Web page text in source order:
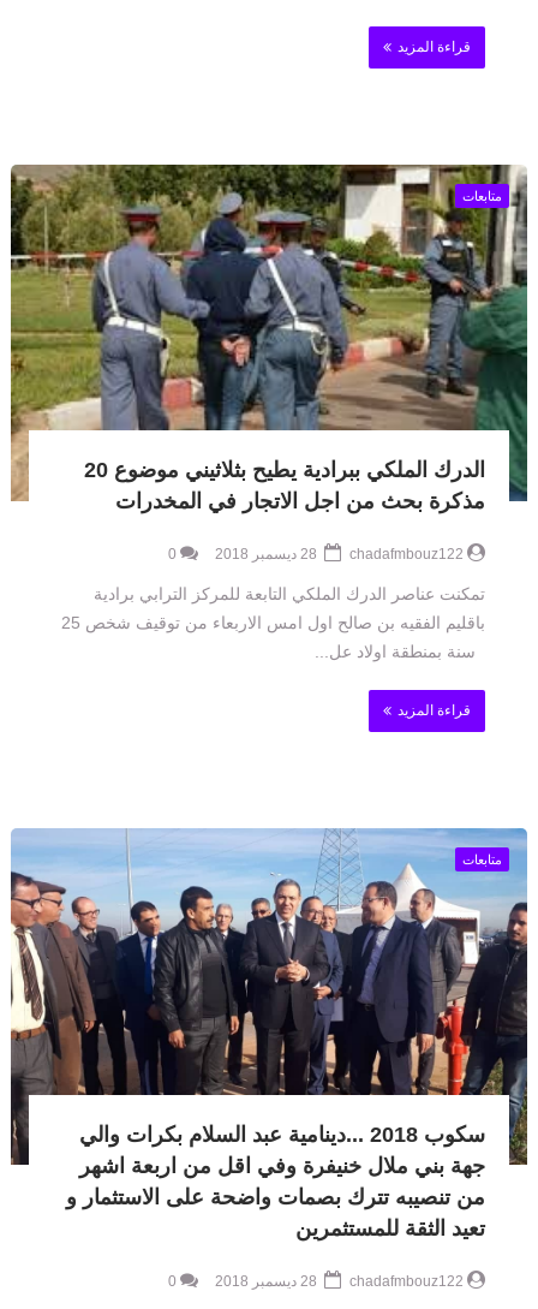
قراءة المزيد
متابعات
الدرك الملكي ببرادية يطيح بثلاثيني موضوع 20
مذكرة بحث من اجل الاتجار في المخدرات
chadafmbouz122
0
تمكنت عناصر الدرك الملكي التابعة للمركز الترابي برادية
باقليم الفقيه بن صالح اول امس الاربعاء من توقيف شخص 25
سنة بمنطقة اولاد عل...
قراءة المزيد
متابعات
سكوب 2018 ...دينامية عبد السلام بكرات والي
جهة بني ملال خنيفرة وفي اقل من اربعة اشهر
من تنصيبه تترك بصمات واضحة على الاستثمار و
تعيد الثقة للمستثمرين
chadafmbouz122
0